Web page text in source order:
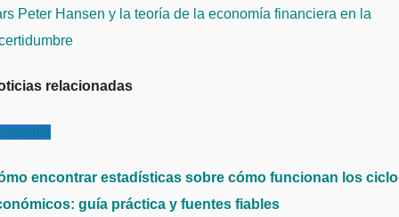
Peter Hansen y la teoría de la economía financiera en la
relacionadas
encontrar estadísticas sobre cómo funcionan los
guía práctica y fuentes fiables